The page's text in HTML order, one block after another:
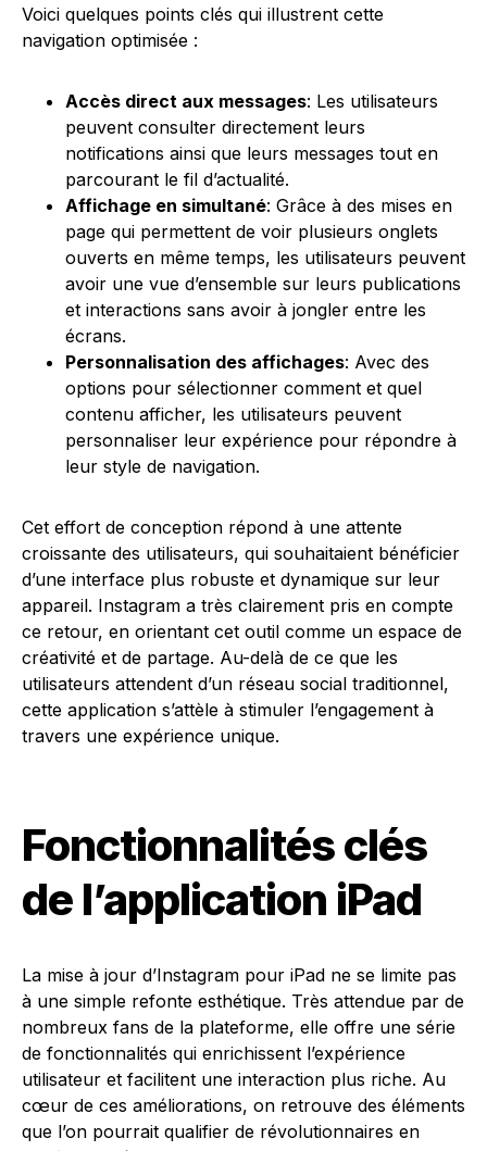
Voici quelques points clés qui illustrent cette
navigation optimisée :
Accès direct aux messages: Les utilisateurs
peuvent consulter directement leurs
notifications ainsi que leurs messages tout en
parcourant le fil d’actualité.
Affichage en simultané: Grâce à des mises en
page qui permettent de voir plusieurs onglets
ouverts en même temps, les utilisateurs peuvent
avoir une vue d’ensemble sur leurs publications
et interactions sans avoir à jongler entre les
écrans.
Personnalisation des affichages: Avec des
options pour sélectionner comment et quel
contenu afficher, les utilisateurs peuvent
personnaliser leur expérience pour répondre à
leur style de navigation.
Cet effort de conception répond à une attente
croissante des utilisateurs, qui souhaitaient bénéficier
d’une interface plus robuste et dynamique sur leur
appareil. Instagram a très clairement pris en compte
ce retour, en orientant cet outil comme un espace de
créativité et de partage. Au-delà de ce que les
utilisateurs attendent d’un réseau social traditionnel,
cette application s’attèle à stimuler l’engagement à
travers une expérience unique.
Fonctionnalités clés
de l’application iPad
La mise à jour d’Instagram pour iPad ne se limite pas
à une simple refonte esthétique. Très attendue par de
nombreux fans de la plateforme, elle offre une série
de fonctionnalités qui enrichissent l’expérience
utilisateur et facilitent une interaction plus riche. Au
cœur de ces améliorations, on retrouve des éléments
que l’on pourrait qualifier de révolutionnaires en